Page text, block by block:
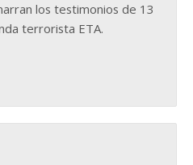
los testimonios de 13
terrorista ETA.